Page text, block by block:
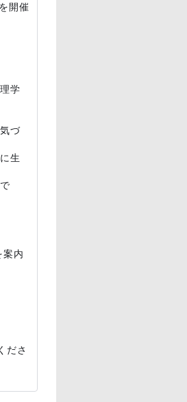
開催
学
づ
生
案内
ださ